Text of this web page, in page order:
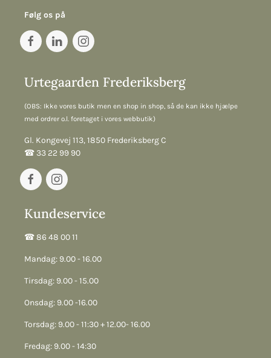
Følg os på
Urtegaarden Frederiksberg
(OBS: Ikke vores butik men en shop in shop, så de kan ikke hjælpe
med ordrer o.l. foretaget i vores webbutik)
Gl. Kongevej 113, 1850 Frederiksberg C
☎︎ 33 22 99 90
Kundeservice
☎︎ 86 48 00 11
Mandag: 9.00 - 16.00
Tirsdag: 9.00 - 15.00
Onsdag: 9.00 -16.00
Torsdag: 9.00 - 11:30 + 12.00- 16.00
Fredag: 9.00 - 14:30